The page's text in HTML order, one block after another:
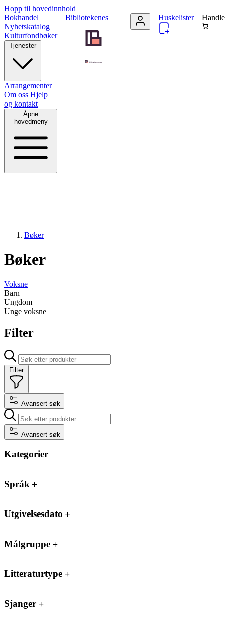
Hopp til hovedinnhold
Bibliotekenes
Bokhandel
Nyhetskatalog
Kulturfondbøker
Tjenester
Arrangementer
Om oss Hjelp
og kontakt
Åpne
hovedmeny
Huskelister
Bøker
Bøker
Voksne
Barn
Ungdom
Unge voksne
Filter
Filter
Avansert søk
Avansert søk
Kategorier
Språk
Utgivelsesdato
Målgruppe
Litteraturtype
Sjanger